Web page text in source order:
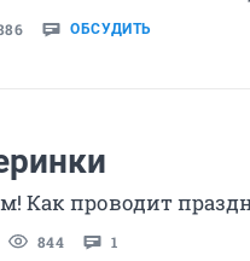
ОБСУДИТЬ
Как проводит
844 1